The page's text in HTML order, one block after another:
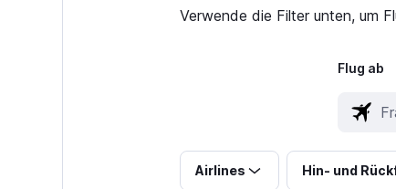
Verwende die Filter unten, um
Flug ab
Airlines Hin- und